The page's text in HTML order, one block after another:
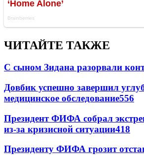
ЧИТАЙТЕ ТАКЖЕ
С сыном Зидана разорвали
Довбик успешно завершил
медицинское обследование556
Президент ФИФА собрал
из-за кризисной ситуации418
Президенту ФИФА грозит